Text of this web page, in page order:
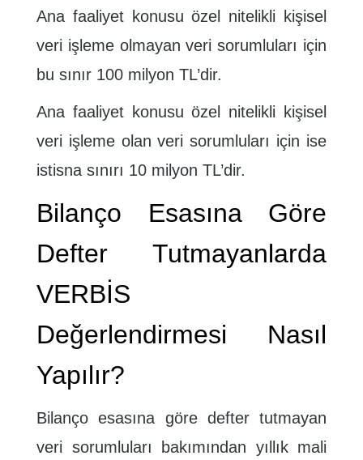
Ana faaliyet konusu özel nitelikli kişisel
veri işleme olmayan veri sorumluları için
bu sınır 100 milyon TL’dir.
Ana faaliyet konusu özel nitelikli kişisel
veri işleme olan veri sorumluları için ise
istisna sınırı 10 milyon TL’dir.
Bilanço Esasına Göre
Defter Tutmayanlarda
VERBİS
Değerlendirmesi Nasıl
Yapılır?
Bilanço esasına göre defter tutmayan
veri sorumluları bakımından yıllık mali